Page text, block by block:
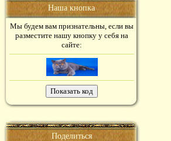
Наша кнопка
Мы будем вам признательны, если вы
разместите нашу кнопку у себя на
сайте:
Поделиться